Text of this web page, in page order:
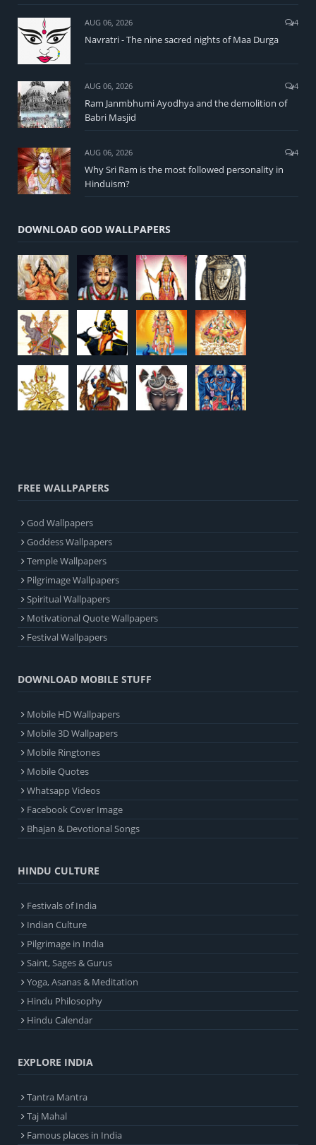
AUG 06, 2026 4
Navratri - The nine sacred nights of Maa Durga
AUG 06, 2026 4
Ram Janmbhumi Ayodhya and the demolition of
Babri Masjid
AUG 06, 2026 4
Why Sri Ram is the most followed personality in
Hinduism?
DOWNLOAD GOD WALLPAPERS
FREE WALLPAPERS
God Wallpapers
Goddess Wallpapers
Temple Wallpapers
Pilgrimage Wallpapers
Spiritual Wallpapers
Motivational Quote Wallpapers
Festival Wallpapers
DOWNLOAD MOBILE STUFF
Mobile HD Wallpapers
Mobile 3D Wallpapers
Mobile Ringtones
Mobile Quotes
Whatsapp Videos
Facebook Cover Image
Bhajan & Devotional Songs
HINDU CULTURE
Festivals of India
Indian Culture
Pilgrimage in India
Saint, Sages & Gurus
Yoga, Asanas & Meditation
Hindu Philosophy
Hindu Calendar
EXPLORE INDIA
Tantra Mantra
Taj Mahal
Famous places in India